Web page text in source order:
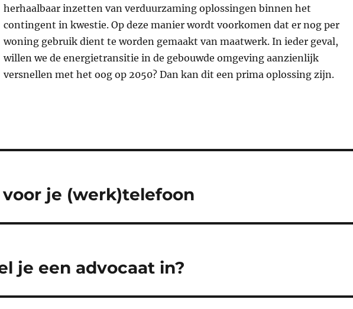
herhaalbaar inzetten van verduurzaming oplossingen binnen het
contingent in kwestie. Op deze manier wordt voorkomen dat er nog per
woning gebruik dient te worden gemaakt van maatwerk. In ieder geval,
willen we de energietransitie in de gebouwde omgeving aanzienlijk
versnellen met het oog op 2050? Dan kan dit een prima oplossing zijn.
je (werk)telefoon
je een advocaat in?